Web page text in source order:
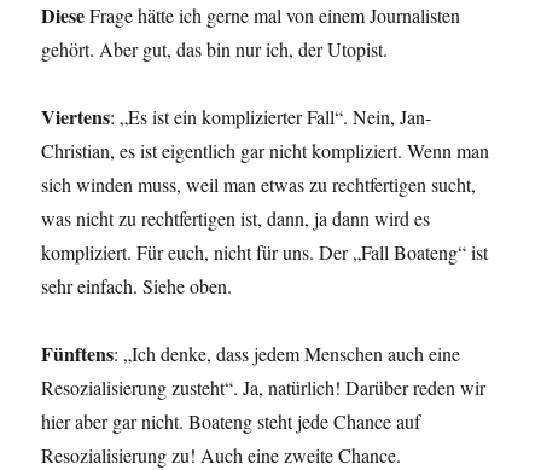
DieseFrage hätte ich gerne mal von einem Journalisten
gehört. Aber gut, das bin nur ich, der Utopist.
Viertens: „Es ist ein komplizierter Fall“. Nein, Jan-
Christian, es ist eigentlich gar nicht kompliziert. Wenn man
sich winden muss, weil man etwas zu rechtfertigen sucht,
was nicht zu rechtfertigen ist, dann, ja dann wird es
kompliziert. Für euch, nicht für uns. Der „Fall Boateng“ ist
sehr einfach. Siehe oben.
Fünftens: „Ich denke, dass jedem Menschen auch eine
Resozialisierung zusteht“. Ja, natürlich! Darüber reden wir
hier aber gar nicht. Boateng steht jede Chance auf
Resozialisierung zu! Auch eine zweite Chance.